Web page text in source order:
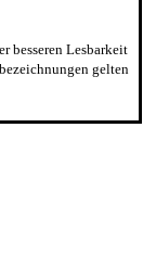
besseren Lesbarkeit
gelten